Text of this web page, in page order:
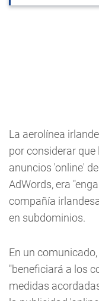
La aerolínea
por considerar
anuncios 'online'
AdWords, era
compañía
en subdominios.
En un
"beneficiará a los
medidas